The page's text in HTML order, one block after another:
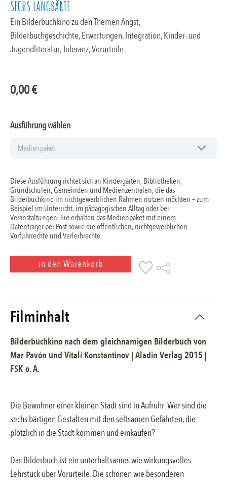
SECHS LANGBÄRTE
Ein Bilderbuchkino zu den Themen Angst,
Bilderbuchgeschichte, Erwartungen, Integration, Kinder- und
Jugendliteratur, Toleranz, Vorurteile
0,00€
Ausführung wählen
Diese Ausführung richtet sich an Kindergärten, Bibliotheken,
Grundschulen, Gemeinden und Medienzentralen, die das
Bilderbuchkino im nichtgewerblichen Rahmen nutzen möchten – zum
Beispiel im Unterricht, im pädagogischen Alltag oder bei
Veranstaltungen. Sie erhalten das Medienpaket mit einem
Datenträger per Post sowie die öffentlichen, nichtgewerblichen
Vorführrechte und Verleihrechte.
in den Warenkorb
Filminhalt
Bilderbuchkino nach dem gleichnamigen Bilderbuch von
Mar Pavón und Vitali Konstantinov | Aladin Verlag 2015 |
FSKo. A.
Die Bewohner einer kleinen Stadt sind in Aufruhr. Wer sind die
sechs bärtigen Gestalten mit den seltsamen Gefährten, die
plötzlich in die Stadt kommen und einkaufen?
Das Bilderbuch ist ein unterhaltsames wie wirkungsvolles
Lehrstück über Vorurteile. Die schönen wie besonderen